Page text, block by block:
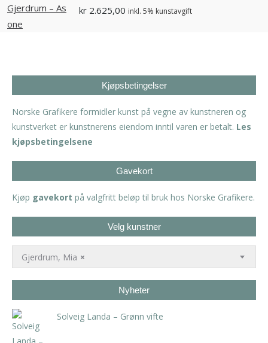
kr 2.625,00 inkl. 5% kunstavgift
Kjøpsbetingelser
Norske Grafikere formidler kunst på vegne av kunstneren og
kunstverket er kunstnerens eiendom inntil varen er betalt. Les
kjøpsbetingelsene
Gavekort
Kjøp gavekort på valgfritt beløp til bruk hos Norske Grafikere.
Velg kunstner
×
Gjerdrum, Mia
Nyheter
Solveig Landa – Grønn vifte